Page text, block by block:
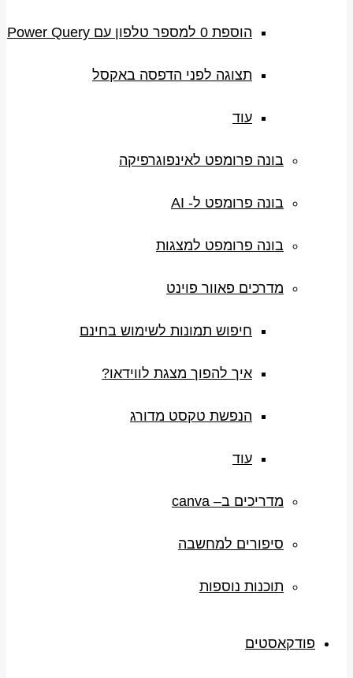
הוספת 0 למספר טלפון עם Power Query
תצוגה לפני הדפסה באקסל
עוד
בונה פרומפט לאינפוגרפיקה
בונה פרומפט ל- AI
בונה פרומפט למצגות
מדרכים פאוור פוינט
חיפוש תמונות לשימוש בחינם
איך להפוך מצגת לווידאו?
הנפשת טקסט מדורג
עוד
מדריכים ב– canva
סיפורים למחשבה
תוכנות נוספות
פודקאסטים